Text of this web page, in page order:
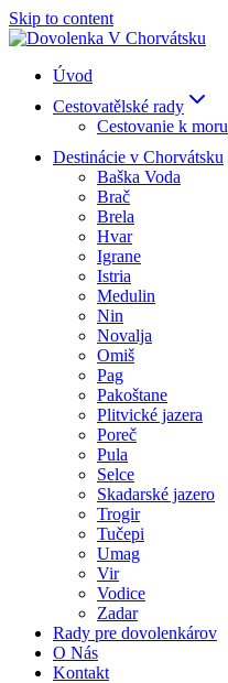
Skip to content
Úvod
Cestovatělské rady
Cestovanie k moru
Destinácie v Chorvátsku
Baška Voda
Brač
Brela
Hvar
Igrane
Istria
Medulin
Nin
Novalja
Omiš
Pag
Pakoštane
Plitvické jazera
Poreč
Pula
Selce
Skadarské jazero
Trogir
Tučepi
Umag
Vir
Vodice
Zadar
Rady pre dovolenkárov
O Nás
Kontakt